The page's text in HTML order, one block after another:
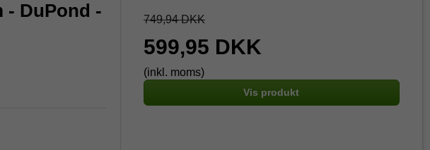
- DuPond -
749,94 DKK
599,95 DKK
(inkl. moms)
Vis produkt